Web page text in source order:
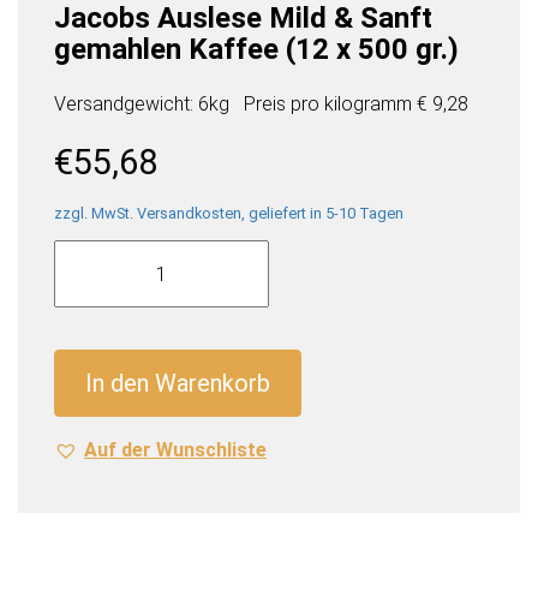
Jacobs Auslese Mild & Sanft
gemahlen Kaffee (12 x 500 gr.)
Versandgewicht: 6kg Preis pro kilogramm € 9,28
€55,68
zzgl. MwSt. Versandkosten, geliefert in 5-10 Tagen
Jacobs
Mild
gemahlen
Kaffee
(12
In den Warenkorb
Auf der Wunschliste